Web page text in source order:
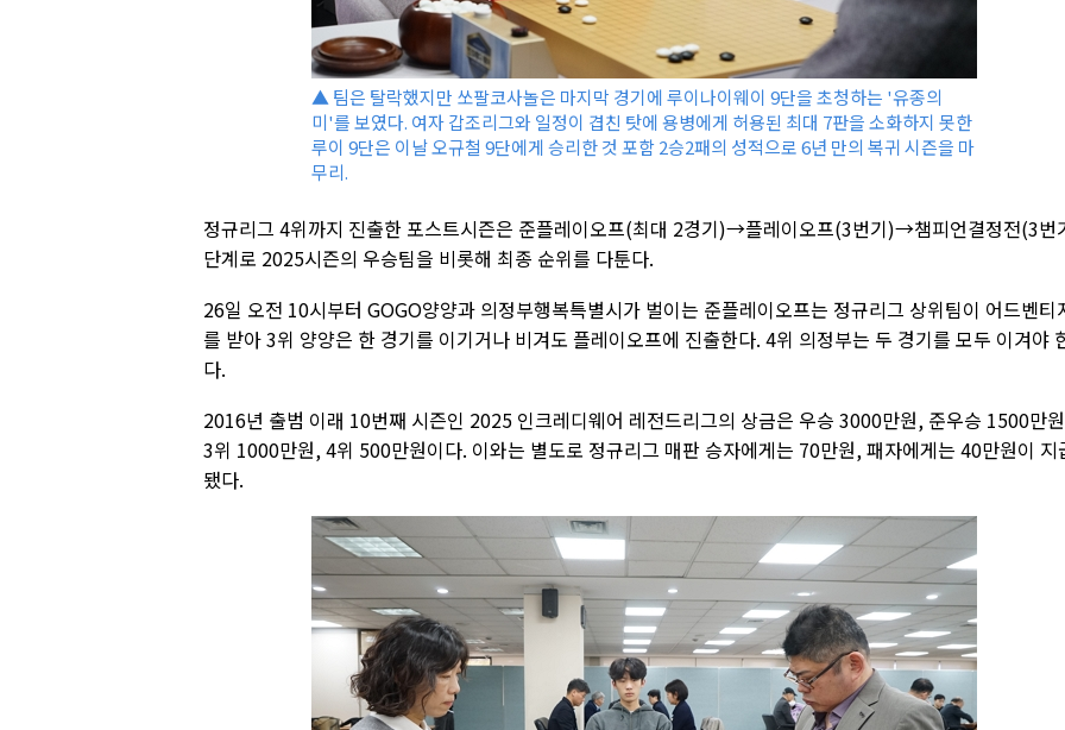
▲ 팀은 탈락했지만 쏘팔코사놀은 마지막 경기에 루이나이웨이 9단을 초청하는 '유종의
미'를 보였다. 여자 갑조리그와 일정이 겹친 탓에 용병에게 허용된 최대 7판을 소화하지 못한
루이 9단은 이날 오규철 9단에게 승리한 것 포함 2승2패의 성적으로 6년 만의 복귀 시즌을 마
무리.
정규리그 4위까지 진출한 포스트시즌은 준플레이오프(최대 2경기)→플레이오프(3번기)→챔피언결정전(3번
단계로 2025시즌의 우승팀을 비롯해 최종 순위를 다툰다.
26일 오전 10시부터 GOGO양양과 의정부행복특별시가 벌이는 준플레이오프는 정규리그 상위팀이 어드벤티
를 받아 3위 양양은 한 경기를 이기거나 비겨도 플레이오프에 진출한다. 4위 의정부는 두 경기를 모두 이겨야
다.
2016년 출범 이래 10번째 시즌인 2025 인크레디웨어 레전드리그의 상금은 우승 3000만원, 준우승 1500만
3위 1000만원, 4위 500만원이다. 이와는 별도로 정규리그 매판 승자에게는 70만원, 패자에게는 40만원이 지
됐다.